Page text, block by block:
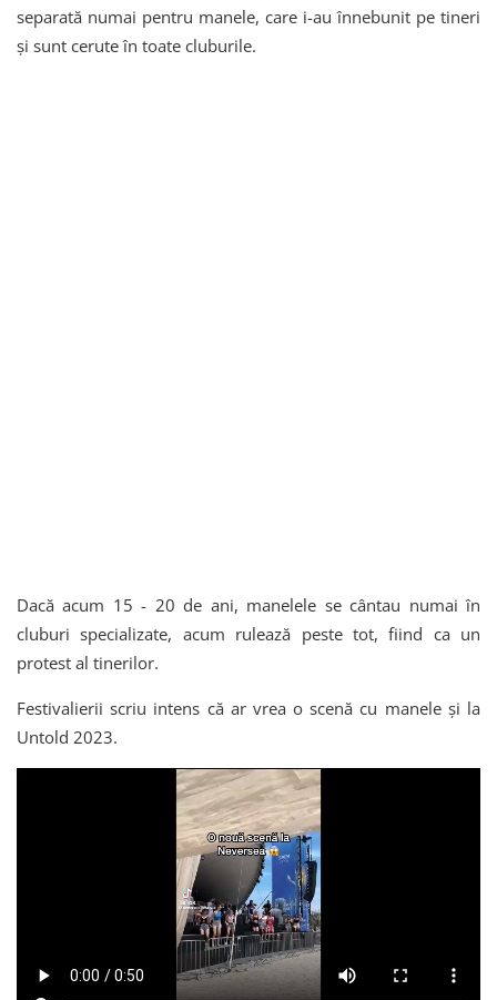
separată numai pentru manele, care i-au înnebunit pe tineri
și sunt cerute în toate cluburile.
Dacă acum 15 - 20 de ani, manelele se cântau numai în
cluburi specializate, acum rulează peste tot, fiind ca un
protest al tinerilor.
Festivalierii scriu intens că ar vrea o scenă cu manele și la
Untold 2023.